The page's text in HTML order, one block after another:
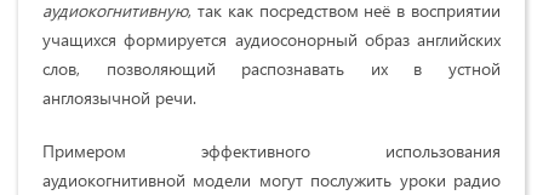
аудиокогнитивную, так как посредством неё в восприятии
учащихся формируется аудиосонорный образ английских
слов, позволяющий распознавать их в устной
англоязычной речи.
Примером эффективного использования
аудиокогнитивной модели могут послужить уроки радио